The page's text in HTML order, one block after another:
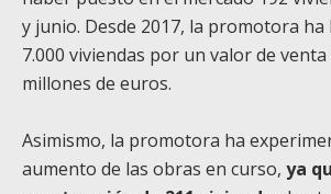
y junio. Desde 2017, la promotora ha
7.000 viviendas por un valor de venta
millones de euros.
Asimismo, la promotora ha
aumento de las obras en curso, ya